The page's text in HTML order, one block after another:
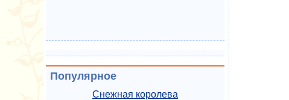
Популярное
Снежная королева